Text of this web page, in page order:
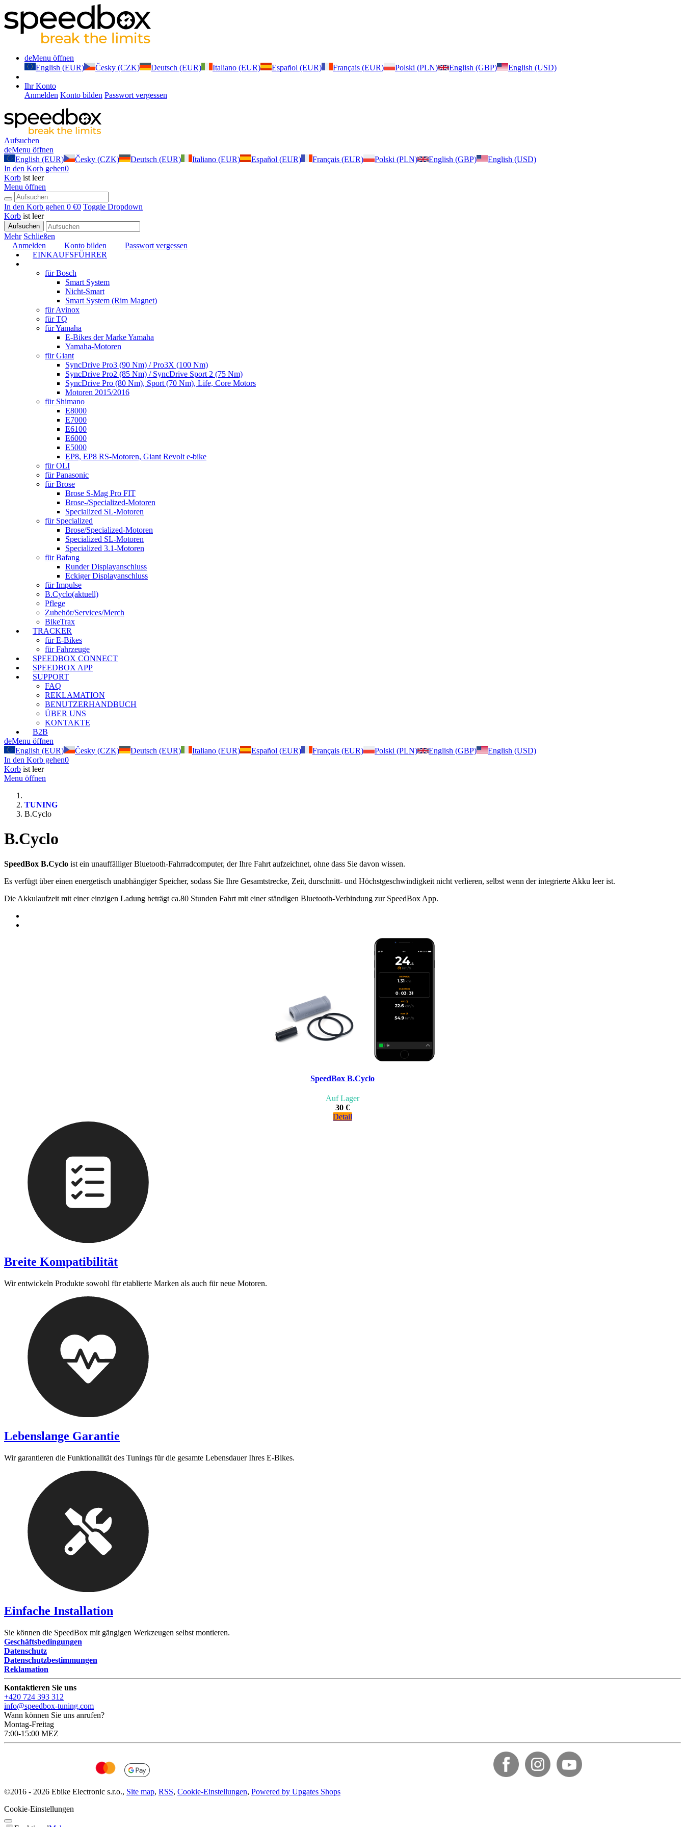
deMenu öffnen
English (EUR)
Česky (CZK) Deutsch (EUR) Italiano (EUR) Español (EUR) Français (EUR) Polski (PLN) English (GBP) English (USD)
Ihr Konto
Anmelden Konto bilden Passwort vergessen
Aufsuchen
deMenu öffnen
English (EUR)
Česky (CZK) Deutsch (EUR) Italiano (EUR) Español (EUR) Français (EUR) Polski (PLN) English (GBP)
English (USD)
In den Korb gehen0
Korb ist leer
Menu öffnen
In den Korb gehen 0 €0 Toggle Dropdown
Korb ist leer
Aufsuchen
Mehr Schließen
Anmelden
Konto bilden
Passwort vergessen
EINKAUFSFÜHRER
für Bosch
Smart System
Nicht-Smart
Smart System (Rim Magnet)
für Avinox
für TQ
für Yamaha
E-Bikes der Marke Yamaha
Yamaha-Motoren
für Giant
SyncDrive Pro3 (90 Nm) / Pro3X (100 Nm)
SyncDrive Pro2 (85 Nm) / SyncDrive Sport 2 (75 Nm)
SyncDrive Pro (80 Nm), Sport (70 Nm), Life, Core Motors
Motoren 2015/2016
für Shimano
E8000
E7000
E6100
E6000
E5000
EP8, EP8 RS-Motoren, Giant Revolt e-bike
für OLI
für Panasonic
für Brose
Brose S-Mag Pro FIT
Brose-/Specialized-Motoren
Specialized SL-Motoren
für Specialized
Brose/Specialized-Motoren
Specialized SL-Motoren
Specialized 3.1-Motoren
für Bafang
Runder Displayanschluss
Eckiger Displayanschluss
für Impulse
B.Cyclo(aktuell)
Pflege
Zubehör/Services/Merch
BikeTrax
TRACKER
für E-Bikes
für Fahrzeuge
SPEEDBOX CONNECT
SPEEDBOX APP
SUPPORT
FAQ
REKLAMATION
BENUTZERHANDBUCH
ÜBER UNS
KONTAKTE
B2B
deMenu öffnen
English (EUR)
Česky (CZK) Deutsch (EUR) Italiano (EUR) Español (EUR) Français (EUR) Polski (PLN) English (GBP)
English (USD)
In den Korb gehen0
Korb ist leer
Menu öffnen
TUNING
B.Cyclo
B.Cyclo
SpeedBox B.Cyclo ist ein unauffälliger Bluetooth-Fahrradcomputer, der Ihre Fahrt aufzeichnet, ohne dass Sie davon wissen.
Es verfügt über einen energetisch unabhängiger Speicher, sodass Sie Ihre Gesamtstrecke, Zeit, durschnitt- und Höchstgeschwindigkeit nicht verlieren, selbst wenn der integrierte Akku leer ist.
Die Akkulaufzeit mit einer einzigen Ladung beträgt ca.80 Stunden Fahrt mit einer ständigen Bluetooth-Verbindung zur SpeedBox App.
SpeedBox B.Cyclo
Auf Lager
30 €
Detail
Breite Kompatibilität
Wir entwickeln Produkte sowohl für etablierte Marken als auch für neue Motoren.
Lebenslange Garantie
Wir garantieren die Funktionalität des Tunings für die gesamte Lebensdauer Ihres E-Bikes.
Einfache Installation
Sie können die SpeedBox mit gängigen Werkzeugen selbst montieren.
Geschäftsbedingungen
Datenschutz
Datenschutzbestimmungen
Reklamation
Kontaktieren Sie uns
+420 724 393 312
info@speedbox-tuning.com
Wann können Sie uns anrufen?
Montag-Freitag
7:00-15:00 MEZ
©2016 - 2026 Ebike Electronic s.r.o., Site map, RSS, Cookie-Einstellungen, Powered by Upgates Shops
Cookie-Einstellungen